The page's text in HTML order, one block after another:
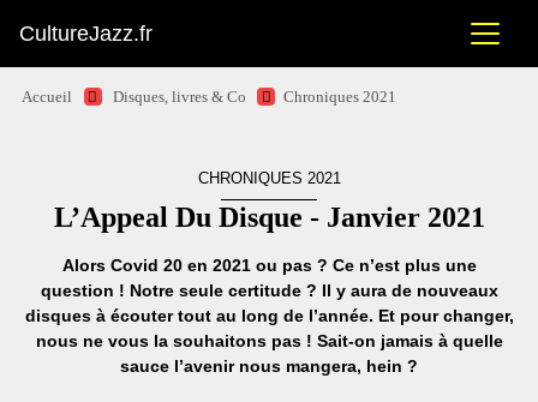
CultureJazz.fr
Accueil Disques, livres & Co Chroniques 2021
CHRONIQUES 2021
L’Appeal Du Disque - Janvier 2021
Alors Covid 20 en 2021 ou pas ? Ce n’est plus une
question ! Notre seule certitude ? Il y aura de nouveaux
disques à écouter tout au long de l’année. Et pour changer,
nous ne vous la souhaitons pas ! Sait-on jamais à quelle
sauce l’avenir nous mangera, hein ?